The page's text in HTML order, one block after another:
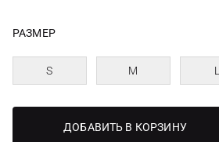
РАЗМЕР
S M L
ДОБАВИТЬ В КОРЗИНУ